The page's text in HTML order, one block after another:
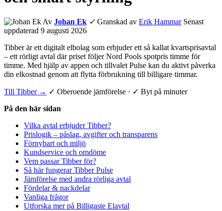
Av Johan Ek ✓ Granskad av Erik Hammar Senast
uppdaterad 9 augusti 2026
Tibber är ett digitalt elbolag som erbjuder ett så kallat kvartsprisavtal
– ett rörligt avtal där priset följer Nord Pools spotpris timme för
timme. Med hjälp av appen och tillvalet Pulse kan du aktivt påverka
din elkostnad genom att flytta förbrukning till billigare timmar.
Till Tibber → ✓ Oberoende jämförelse · ✓ Byt på minuter
På den här sidan
Vilka avtal erbjuder Tibber?
Prislogik – påslag, avgifter och transparens
Förnybart och miljö
Kundservice och omdöme
Vem passar Tibber för?
Så här fungerar Tibber Pulse
Jämförelse med andra rörliga avtal
Fördelar & nackdelar
Vanliga frågor
Utforska mer på Billigaste Elavtal